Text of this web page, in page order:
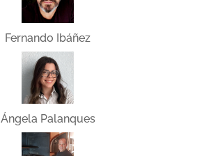
Fernando Ibáñez
Ángela Palanques